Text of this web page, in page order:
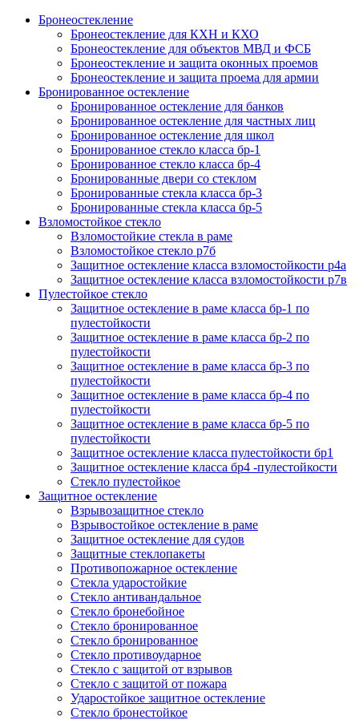
Бронеостекление
Бронеостекление для КХН и КХО
Бронеостекление для объектов МВД и ФСБ
Бронеостекление и защита оконных проемов
Бронеостекление и защита проема для армии
Бронированное остекление
Бронированное остекление для банков
Бронированное остекление для частных лиц
Бронированное остекление для школ
Бронированное стекло класса бр-1
Бронированное стекло класса бр-4
Бронированные двери со стеклом
Бронированные стекла класса бр-3
Бронированные стекла класса бр-5
Взломостойкое стекло
Взломостойкие стекла в раме
Взломостойкое стекло р7б
Защитное остекление класса взломостойкости р4а
Защитное остекление класса взломостойкости р7в
Пулестойкое стекло
Защитное остекление в раме класса бр-1 по
пулестойкости
Защитное остекление в раме класса бр-2 по
пулестойкости
Защитное остекление в раме класса бр-3 по
пулестойкости
Защитное остекление в раме класса бр-4 по
пулестойкости
Защитное остекление в раме класса бр-5 по
пулестойкости
Защитное остекление класса пулестойкости бр1
Защитное остекление класса бр4 -пулестойкости
Стекло пулестойкое
Защитное остекление
Взрывозащитное стекло
Взрывостойкое остекление в раме
Защитное остекление для судов
Защитные стеклопакеты
Противопожарное остекление
Стекла ударостойкие
Стекло антивандальное
Стекло бронебойное
Стекло бронированное
Стекло бронированное
Стекло противоударное
Стекло с защитой от взрывов
Стекло с защитой от пожара
Ударостойкое защитное остекление
Стекло бронестойкое